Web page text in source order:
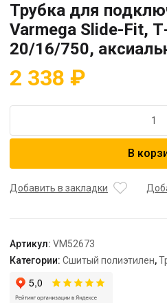
Трубка для
Varmega Slide-Fit,
20/16/750,
2 338 ₽
Трубка
радиатора
Т-
образная,
20/16/750,
аксиальная
В
Добавить в закладки
Артикул: VM52673
Категории: Сшитый полиэтилен,